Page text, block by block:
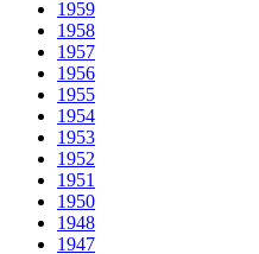
1959
1958
1957
1956
1955
1954
1953
1952
1951
1950
1948
1947